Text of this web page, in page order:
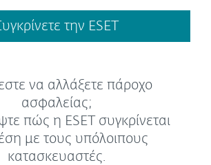
την ESET
να αλλάξετε πάροχο
ασφαλείας;
πώς η ESET συγκρίνεται
με τους υπόλοιπους
κατασκευαστές.